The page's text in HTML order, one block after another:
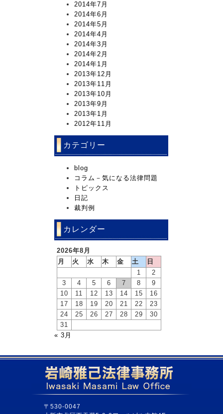
2014年7月
2014年6月
2014年5月
2014年4月
2014年3月
2014年2月
2014年1月
2013年12月
2013年11月
2013年10月
2013年9月
2013年1月
2012年11月
カテゴリー
blog
コラム－気になる法律問題
トピックス
日記
裁判例
カレンダー
2026年8月
月
火 水 木 金 土
日
1
2
3
4 5 6 7 8
9
10
11 12 13 14 15
16
17
18 19 20 21 22
23
24
25 26 27 28 29
30
31
« 3月
〒530-0047